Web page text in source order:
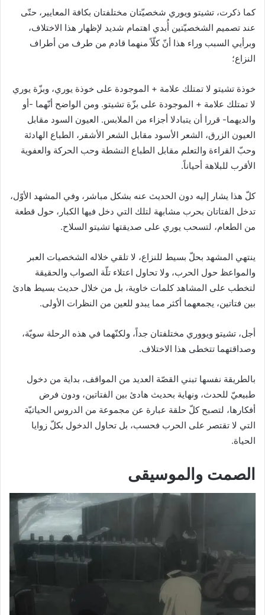
كما ذكرت، تشيتو ويوري شخصيّتان مختلفتان بكافة المعايير، حتّى
عند تصميم الشخصيّتين أُبدي اهتمام شديد لإظهار هذا الاختلاف،
وبرأيي السبب وراء هذا أنّ كلّاً منهما قادم من طرف من أطراف
النزاع؛
خوذة تشيتو لا تمتلك علامة + الموجودة على خوذة يوري، وبزّة يوري
لا تمتلك علامة + الموجودة على بزّة تشيتو. ومن الواضح أنّهما -أو
والديهما- قررا أن يتبادلا أجزاء من الملابس. العيون السود مقابل
العيون الزرق، الشعر الأسود مقابل الشعر الأشقر، الطباع الهادئة
وحبّ القراءة والتعلم مقابل الطباع النشطة وحب الحركة والعفوية
الأقرب للبلاهة أحياناً.
كلّ هذا يشار إليه دون الحديث عنه بشكل مباشر، وفي المشهد الأوّل،
تدخل الفتاتان بحرب مشابهة لتلك التي دخل فيها الكبار، حول قطعة
من الطعام، لتسحب يوري على صديقتها تشيتو السلاح.
ينتهي المشهد بحلّ بسيط للنزاع، لا تلقي خلاله الشخصيات العبر
والمواعظ حول الحرب، ولا تحاول اعتلاء تلّة الصواب والحقيقة
لتخطب على المشاهد كلمات خاوية، بل من خلال حديث بسيط هادئ
بين فتاتين، يجمعهما أكثر مما يبدو للعين من النظرات الأولى.
أجل، تشيتو ويووري مختلفتان جداً، ولكنّهما في هذه الرحلة سويّة،
وصداقتهما تتخطى هذا الاختلاف.
بالطريقة نفسها تبني القصّة العديد من المواقف، بداية من دخول
طبيعيّ للحدث، ونهاية بحديث هادئ بين الفتاتين، ودون فرض
أفكارها، لتصبح كلّ حلقة عبارة عن مجموعة من الدروس الحياتيّة
التي لا تقتصر على الحرب فحسب، بل تحاول الدخول بكلّ زوايا
الحياة.
الصمت والموسيقى